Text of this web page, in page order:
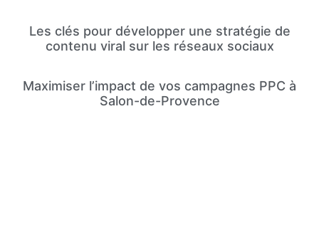
Les clés pour développer une stratégie de
contenu viral sur les réseaux sociaux
Maximiser l’impact de vos campagnes PPC à
Salon-de-Provence